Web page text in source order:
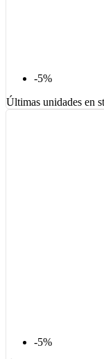
-5%
Últimas unidades en
-5%